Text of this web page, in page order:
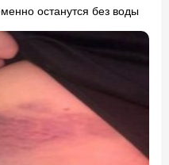
останутся без воды